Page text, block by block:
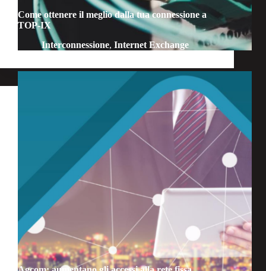
Come ottenere il meglio dalla tua connessione a
TOP-IX
Interconnessione, Internet Exchange